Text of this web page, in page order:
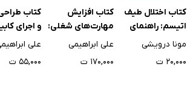
کتاب اختلال طیف
اتیسم: راهنمای
کاربردی برای والدین
مونا درویشی
۲۰,۰۰۰ ت
کتاب افزایش
مهارت‌های شغلی:
آموزش نصب، تعمیر
آبگرمکن‌های دیواری
علی ابراهیمی
۱۷۰,۰۰۰ ت
کتاب
و اجرای
چوبی
علی
۵۵,۰۰۰ ت